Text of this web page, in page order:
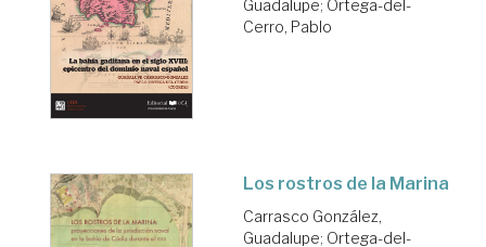
Guadalupe; Ortega-del-
Cerro, Pablo
Los rostros de la Marina
Carrasco González,
Guadalupe; Ortega-del-